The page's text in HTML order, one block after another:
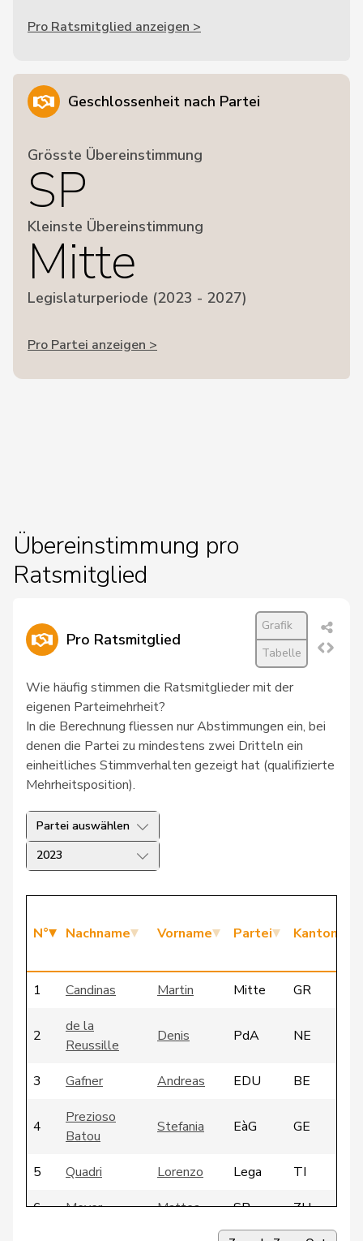
Pro Ratsmitglied anzeigen >
Geschlossenheit nach Partei
Grösste Übereinstimmung
SP
Kleinste Übereinstimmung
Mitte
Legislaturperiode (2023 - 2027)
Pro Partei anzeigen >
Übereinstimmung pro
Ratsmitglied
Pro Ratsmitglied
Grafik
Tabelle
Wie häufig stimmen die Ratsmitglieder mit der
eigenen Parteimehrheit?
In die Berechnung fliessen nur Abstimmungen ein, bei
denen die Partei zu mindestens zwei Dritteln ein
einheitliches Stimmverhalten gezeigt hat (qualifizierte
Mehrheitsposition).
Partei auswählen
2023
N° Nachname Vorname Partei Kanton
1 Candinas Martin Mitte GR
2
de la
Reussille
Denis PdA NE
3 Gafner Andreas EDU BE
4
Prezioso
Batou
Stefania EàG GE
5 Quadri Lorenzo Lega
TI
6
Meyer Mattea SP
ZH